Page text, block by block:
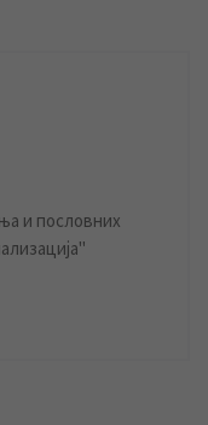
и пословних